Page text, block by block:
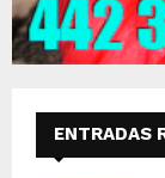
ENTRADAS